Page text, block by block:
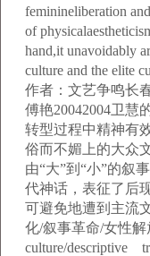
feminineliberation
of
hand,it unavoidably
culture and the elite
作者：文艺争鸣长
傅艳20042004卫慧
转型过程中精神有
俗而不媚上的大众
由“大”到“小”的叙
代神话，表征了后
可避免地遭到主流
化/叙事革命/女性解
culture/descriptive